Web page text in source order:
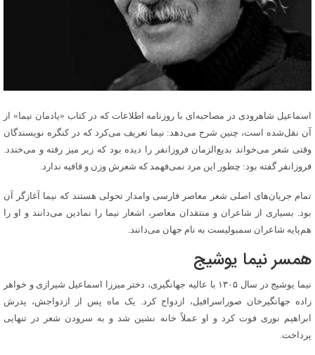
اسماعیل شاهرودی در مصاحبه‌ای با روزنامه اطلاعات که در کتاب «یادمان نیما» از
آن نقل‌شده است، چنین شرح می‌دهد: نیما تعریف می‌کرد که در کنگره نویسندگان
وقتی شعر می‌خواند بدیع‌الزمان فروزانفر را دیده بود که زیر میز رفته و می‌خندد.
فروزانفر گفته بود: چطور این مرد نمی‌فهمد که شعرش وزن و قافیه ندارد.
تمام جریان‌های اصلی شعر معاصر فارسی وامدار تحولی هستند که نیما آغازگر آن
بود. بسیاری از شاعران و منتقدان معاصر، اشعار نیما را نمادین می‌دانند و او را
هم‌پایه شاعران سمبولیست به نام جهان می‌دانند.
همسر نیما یوشیج
نیما یوشیج در سال ۱۳۰۵ با عالیه جهانگیری، دختر میرزا اسماعیل شیرازی و خواهر
زاده جهانگیرخان صوراسرافیل، ازدواج کرد. یک ماه پس از ازدواجش، پدرش
ابراهیم نوری فوت کرد و او عملاً خانه نشین شد و به سرودن شعر در تنهایی
پرداخت.